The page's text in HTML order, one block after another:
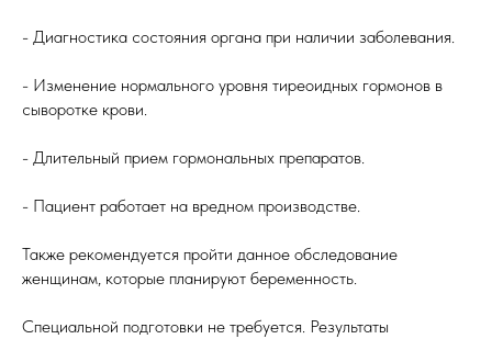
- Диагностика состояния органа при наличии заболевания.
- Изменение нормального уровня тиреоидных гормонов в
сыворотке крови.
- Длительный прием гормональных препаратов.
- Пациент работает на вредном производстве.
Также рекомендуется пройти данное обследование
женщинам, которые планируют беременность.
Специальной подготовки не требуется. Результаты